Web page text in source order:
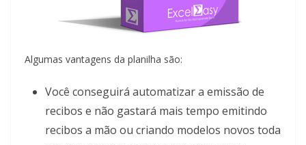
Algumas vantagens da planilha são:
Você conseguirá automatizar a emissão de
recibos e não gastará mais tempo emitindo
recibos a mão ou criando modelos novos toda